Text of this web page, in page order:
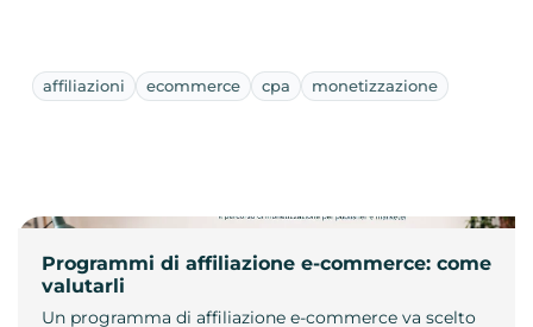
affiliazioni ecommerce cpa monetizzazione
Programmi di affiliazione e-commerce: come
valutarli
Un programma di affiliazione e-commerce va scelto